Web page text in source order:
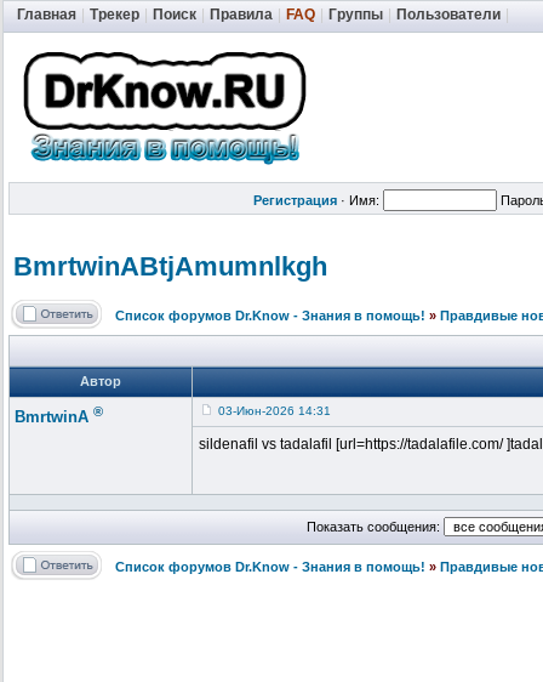
Главная Трекер Поиск Правила FAQ Группы Пользователи
Регистрация · Имя:
BmrtwinABtjAmumnlkgh
Список форумов Dr.Know - Знания в помощь! » Правдивые
Автор
BmrtwinA ® 03-Июн-2026 14:31
sildenafil vs tadalafil [url=https://tadalafile.com/
Показать сообщения:
Список форумов Dr.Know - Знания в помощь! » Правдивые